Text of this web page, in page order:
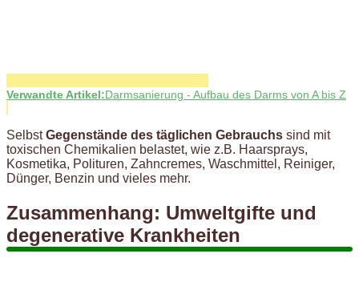
Verwandte Artikel:Darmsanierung - Aufbau des Darms von A bis Z
SelbstGegenstände des täglichen Gebrauchs sind mit
toxischen Chemikalien belastet, wie z.B. Haarsprays,
Kosmetika, Polituren, Zahncremes, Waschmittel, Reiniger,
Dünger, Benzin und vieles mehr.
Zusammenhang: Umweltgifte und
degenerative Krankheiten